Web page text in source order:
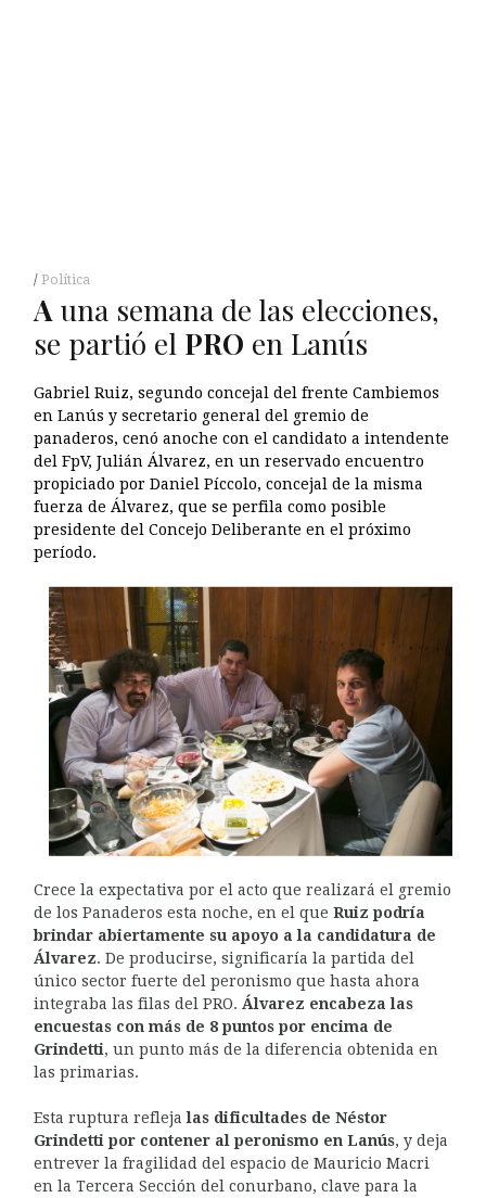
Política
A una semana de las elecciones,
se partió el PRO en Lanús
Gabriel Ruiz, segundo concejal del frente Cambiemos
en Lanús y secretario general del gremio de
panaderos, cenó anoche con el candidato a intendente
del FpV, Julián Álvarez, en un reservado encuentro
propiciado por Daniel Píccolo, concejal de la misma
fuerza de Álvarez, que se perfila como posible
presidente del Concejo Deliberante en el próximo
período.
Crece la expectativa por el acto que realizará el gremio
de los Panaderos esta noche, en el que Ruiz podría
brindar abiertamente su apoyo a la candidatura de
Álvarez. De producirse, significaría la partida del
único sector fuerte del peronismo que hasta ahora
integraba las filas del PRO. Álvarez encabeza las
encuestas con más de 8 puntos por encima de
Grindetti, un punto más de la diferencia obtenida en
las primarias.
Esta ruptura refleja las dificultades de Néstor
Grindetti por contener al peronismo en Lanús, y deja
entrever la fragilidad del espacio de Mauricio Macri
en la Tercera Sección del conurbano, clave para la